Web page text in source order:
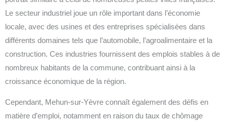
Le secteur industriel joue un rôle important dans l’économie
locale, avec des usines et des entreprises spécialisées dans
différents domaines tels que l’automobile, l’agroalimentaire et la
construction. Ces industries fournissent des emplois stables à de
nombreux habitants de la commune, contribuant ainsi à la
croissance économique de la région.
Cependant, Mehun-sur-Yèvre connaît également des défis en
matière d’emploi, notamment en raison du taux de chômage